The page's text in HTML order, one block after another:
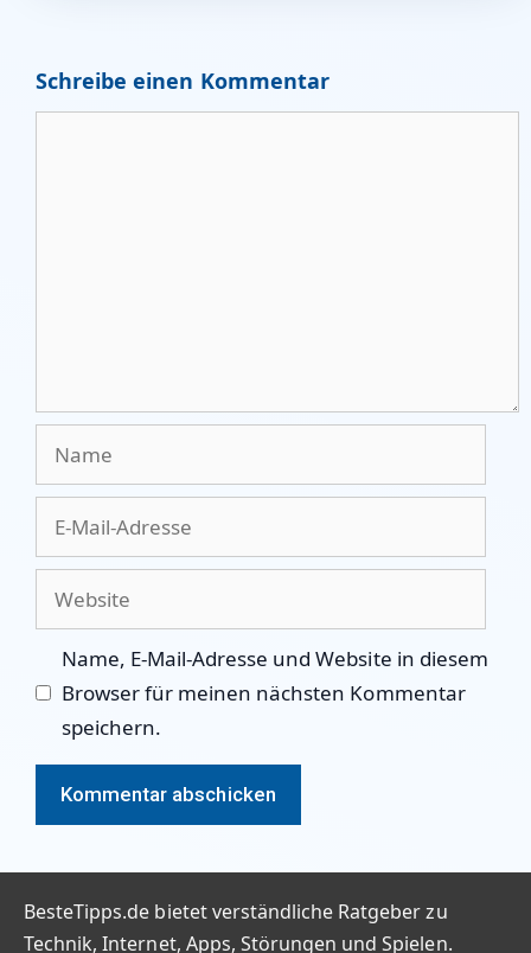
Schreibe einen Kommentar
Name, E-Mail-Adresse und Website in diesem
Browser für meinen nächsten Kommentar
speichern.
BesteTipps.de bietet verständliche Ratgeber zu
Technik, Internet, Apps, Störungen und Spielen.